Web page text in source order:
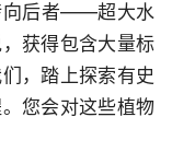
向后者——超大水
获得包含大量标
，踏上探索有史
您会对这些植物